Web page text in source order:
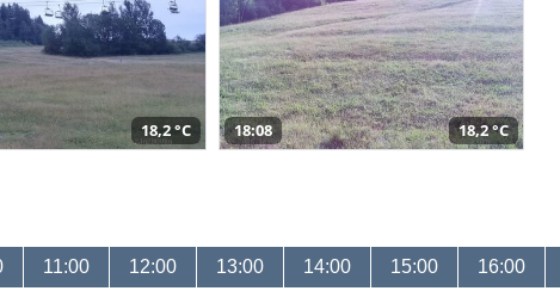
18,2 °C 18:08 18,2 °C
11:00 12:00 13:00 14:00 15:00 16:00